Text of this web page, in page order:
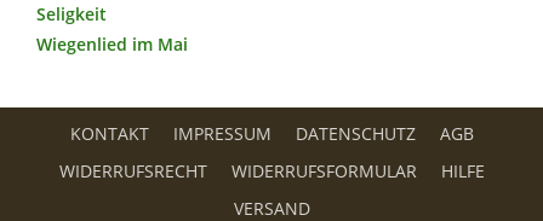
Seligkeit
Wiegenlied im Mai
KONTAKT IMPRESSUM DATENSCHUTZ
AGB
WIDERRUFSRECHT
WIDERRUFSFORMULAR
HILFE
VERSAND